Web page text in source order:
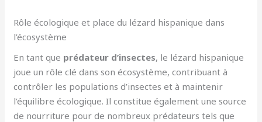
Rôle écologique et place du lézard hispanique dans
l’écosystème
En tant que prédateur d’insectes, le lézard hispanique
joue un rôle clé dans son écosystème, contribuant à
contrôler les populations d’insectes et à maintenir
l’équilibre écologique. Il constitue également une source
de nourriture pour de nombreux prédateurs tels que